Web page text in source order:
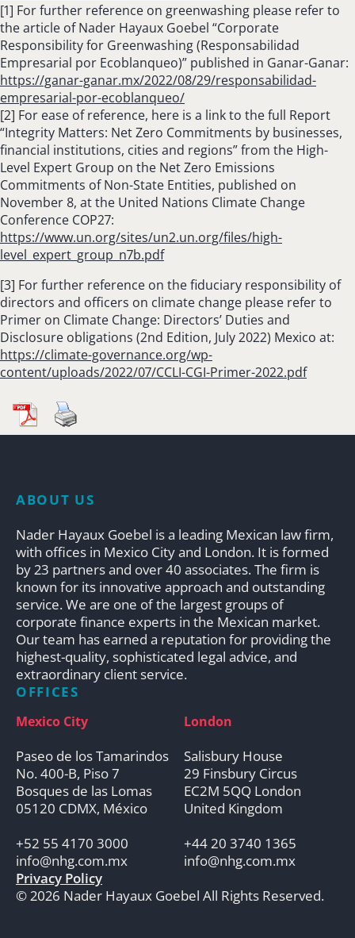
[1] For further reference on greenwashing please refer to
the article of Nader Hayaux Goebel “Corporate
Responsibility for Greenwashing (Responsabilidad
Empresarial por Ecoblanqueo)” published in Ganar-Ganar:
https://ganar-ganar.mx/2022/08/29/responsabilidad-
empresarial-por-ecoblanqueo/
[2] For ease of reference, here is a link to the full Report
“Integrity Matters: Net Zero Commitments by businesses,
financial institutions, cities and regions” from the High-
Level Expert Group on the Net Zero Emissions
Commitments of Non-State Entities, published on
November 8, at the United Nations Climate Change
Conference COP27:
https://www.un.org/sites/un2.un.org/files/high-
level_expert_group_n7b.pdf
[3] For further reference on the fiduciary responsibility of
directors and officers on climate change please refer to
Primer on Climate Change: Directors’ Duties and
Disclosure obligations (2nd Edition, July 2022) Mexico at:
https://climate-governance.org/wp-
content/uploads/2022/07/CCLI-CGI-Primer-2022.pdf
ABOUT US
Nader Hayaux Goebel is a leading Mexican law firm,
with offices in Mexico City and London. It is formed
by 23 partners and over 40 associates. The firm is
known for its innovative approach and outstanding
service. We are one of the largest groups of
corporate finance experts in the Mexican market.
Our team has earned a reputation for providing the
highest-quality, sophisticated legal advice, and
extraordinary client service.
OFFICES
Mexico City
Paseo de los Tamarindos
No. 400-B, Piso 7
Bosques de las Lomas
05120 CDMX, México
+52 55 4170 3000
info@nhg.com.mx
London
Salisbury House
29 Finsbury Circus
EC2M 5QQ London
United Kingdom
+44 20 3740 1365
info@nhg.com.mx
Privacy Policy
© 2026 Nader Hayaux Goebel All Rights Reserved.